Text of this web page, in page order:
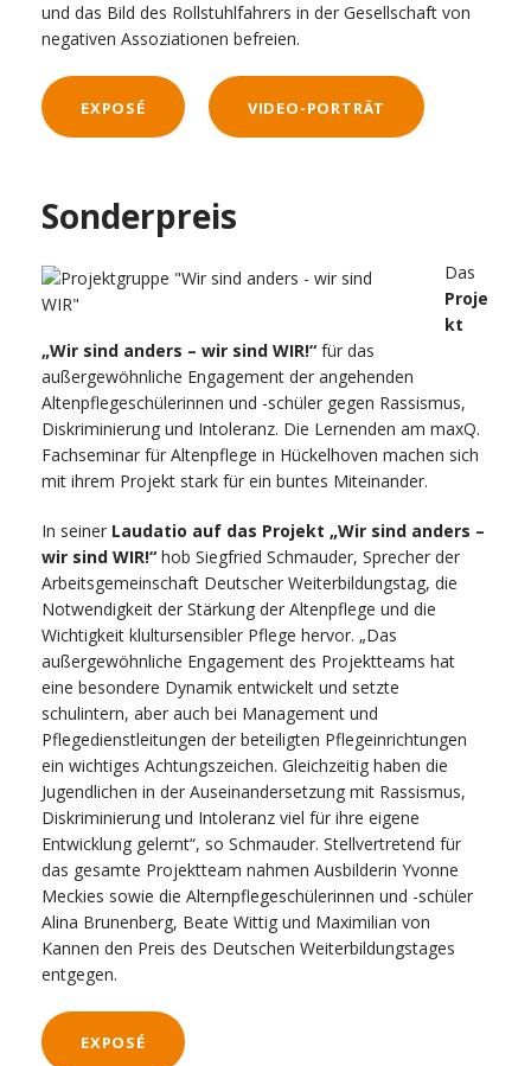
und das Bild des Rollstuhlfahrers in der Gesellschaft von
negativen Assoziationen befreien.
EXPOSÉ VIDEO-PORTRÄT
Sonderpreis
Das
Proje
kt
„Wir sind anders – wir sind WIR!“ für das
außergewöhnliche Engagement der angehenden
Altenpflegeschülerinnen und -schüler gegen Rassismus,
Diskriminierung und Intoleranz. Die Lernenden am maxQ.
Fachseminar für Altenpflege in Hückelhoven machen sich
mit ihrem Projekt stark für ein buntes Miteinander.
In seiner Laudatio auf das Projekt „Wir sind anders –
wir sind WIR!“ hob Siegfried Schmauder, Sprecher der
Arbeitsgemeinschaft Deutscher Weiterbildungstag, die
Notwendigkeit der Stärkung der Altenpflege und die
Wichtigkeit klultursensibler Pflege hervor. „Das
außergewöhnliche Engagement des Projektteams hat
eine besondere Dynamik entwickelt und setzte
schulintern, aber auch bei Management und
Pflegedienstleitungen der beteiligten Pflegeinrichtungen
ein wichtiges Achtungszeichen. Gleichzeitig haben die
Jugendlichen in der Auseinandersetzung mit Rassismus,
Diskriminierung und Intoleranz viel für ihre eigene
Entwicklung gelernt“, so Schmauder. Stellvertretend für
das gesamte Projektteam nahmen Ausbilderin Yvonne
Meckies sowie die Alternpflegeschülerinnen und -schüler
Alina Brunenberg, Beate Wittig und Maximilian von
Kannen den Preis des Deutschen Weiterbildungstages
entgegen.
EXPOSÉ